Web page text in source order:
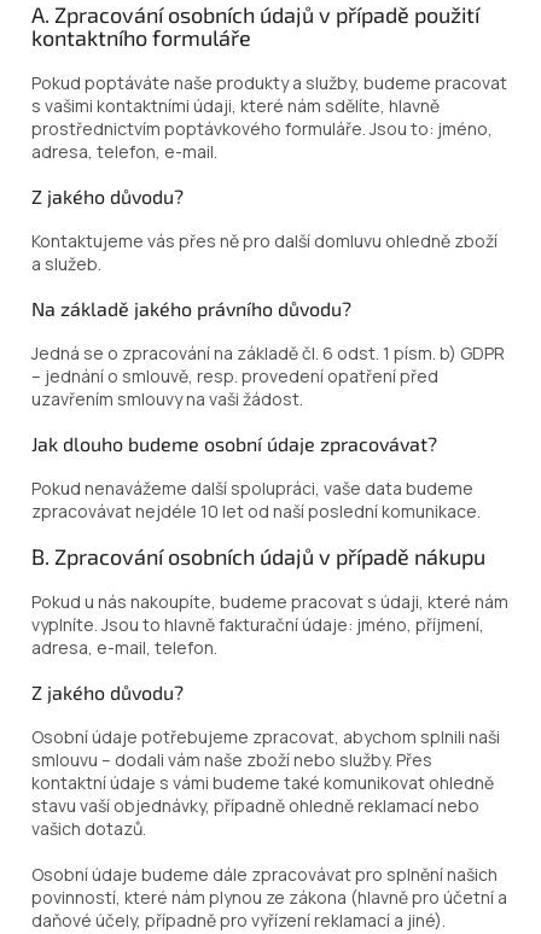
A. Zpracování osobních údajů v případě použití
kontaktního formuláře
Pokud poptáváte naše produkty a služby, budeme pracovat
s vašimi kontaktními údaji, které nám sdělíte, hlavně
prostřednictvím poptávkového formuláře. Jsou to: jméno,
adresa, telefon, e-mail.
Z jakého důvodu?
Kontaktujeme vás přes ně pro další domluvu ohledně zboží
a služeb.
Na základě jakého právního důvodu?
Jedná se o zpracování na základě čl. 6 odst. 1 písm. b) GDPR
– jednání o smlouvě, resp. provedení opatření před
uzavřením smlouvy na vaši žádost.
Jak dlouho budeme osobní údaje zpracovávat?
Pokud nenavážeme další spolupráci, vaše data budeme
zpracovávat nejdéle 10 let od naší poslední komunikace.
B. Zpracování osobních údajů v případě nákupu
Pokud u nás nakoupíte, budeme pracovat s údaji, které nám
vyplníte. Jsou to hlavně fakturační údaje: jméno, příjmení,
adresa, e-mail, telefon.
Z jakého důvodu?
Osobní údaje potřebujeme zpracovat, abychom splnili naši
smlouvu – dodali vám naše zboží nebo služby. Přes
kontaktní údaje s vámi budeme také komunikovat ohledně
stavu vaší objednávky, případně ohledně reklamací nebo
vašich dotazů.
Osobní údaje budeme dále zpracovávat pro splnění našich
povinností, které nám plynou ze zákona (hlavně pro účetní a
daňové účely, případně pro vyřízení reklamací a jiné).